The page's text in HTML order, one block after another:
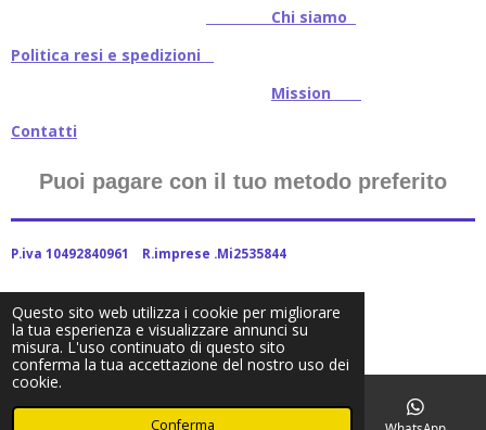
Questo sito web utilizza i cookie per migliorare
la tua esperienza e visualizzare annunci su
misura. L'uso continuato di questo sito
conferma la tua accettazione del nostro uso dei
cookie.
Conferma
Chi siamo
Politica resi e spedizioni
Mission
Contatti
Puoi pagare con il tuo metodo preferito
P.iva 10492840961 R.imprese .Mi2535844
2024Baitstoreitalia fornito da Webador